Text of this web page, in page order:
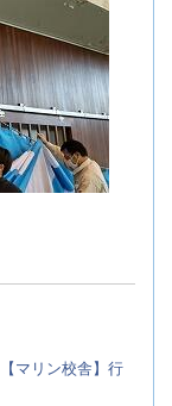
【マリン校舎】行